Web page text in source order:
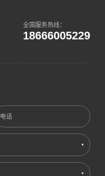
全国服务热线：
18666005229
电话